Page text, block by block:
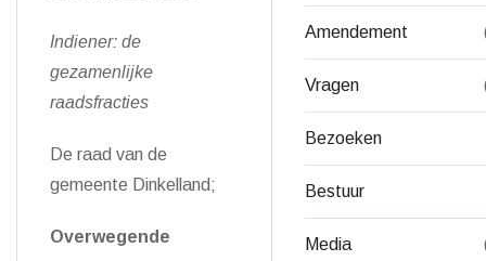
Indiener: de
gezamenlijke
raadsfracties
De raad van de
gemeente Dinkelland;
Overwegende
Amendement
Vragen
Bezoeken
Bestuur
Media